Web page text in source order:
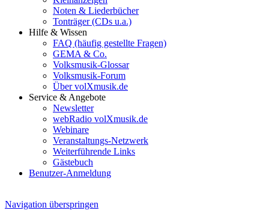
Noten & Liederbücher
Tonträger (CDs u.a.)
Hilfe & Wissen
FAQ (häufig gestellte Fragen)
GEMA & Co.
Volksmusik-Glossar
Volksmusik-Forum
Über volXmusik.de
Service & Angebote
Newsletter
webRadio volXmusik.de
Webinare
Veranstaltungs-Netzwerk
Weiterführende Links
Gästebuch
Benutzer-Anmeldung
Navigation überspringen